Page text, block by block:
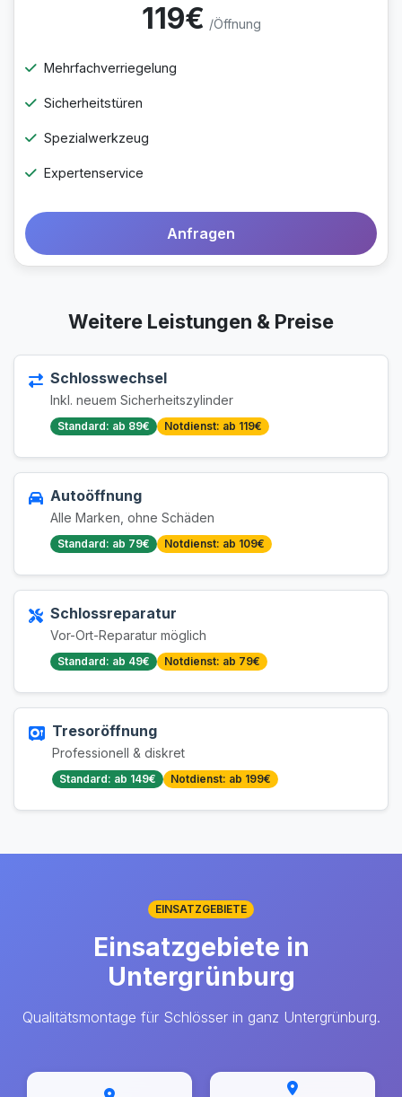
119€ /Öffnung
Mehrfachverriegelung
Sicherheitstüren
Spezialwerkzeug
Expertenservice
Anfragen
Weitere Leistungen & Preise
Schlosswechsel
Inkl. neuem Sicherheitszylinder
Standard: ab 89€ Notdienst: ab 119€
Autoöffnung
Alle Marken, ohne Schäden
Standard: ab 79€ Notdienst: ab 109€
Schlossreparatur
Vor-Ort-Reparatur möglich
Standard: ab 49€ Notdienst: ab 79€
Tresoröffnung
Professionell & diskret
Standard: ab 149€ Notdienst: ab 199€
EINSATZGEBIETE
Einsatzgebiete in
Untergrünburg
Qualitätsmontage für Schlösser in ganz Untergrünburg.